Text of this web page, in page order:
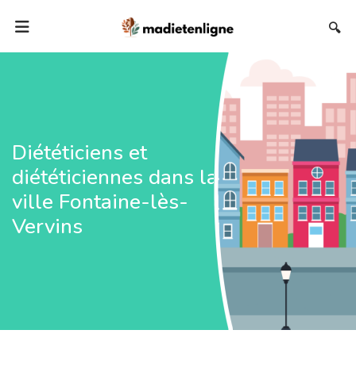
🔍
Diététiciens et
diététiciennes dans la
ville Fontaine-lès-
Vervins